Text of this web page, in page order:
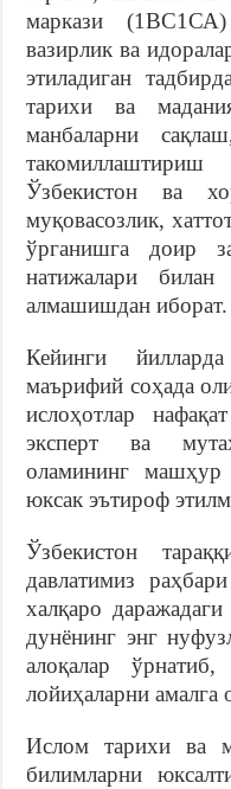
маркази
вазирлик ва
этиладиган
тарихи ва
манбаларни
Ўзбекистон ва
муқовасозлик,
ўрганишга доир
натижалари
алмашишдан иборат.
Кейинги
маърифий соҳада
ислоҳотлар
эксперт ва
оламининг машҳур
юксак эътироф
Ўзбекистон
давлатимиз
халқаро
дунёнинг энг
алоқалар
лойиҳаларни
Ислом тарихи ва
билимларни